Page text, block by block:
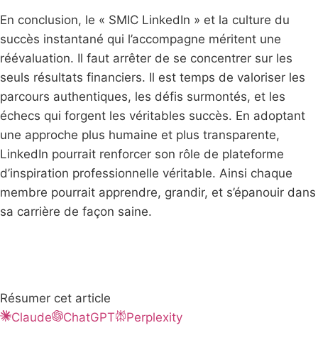
En conclusion, le « SMIC LinkedIn » et la culture du
succès instantané qui l’accompagne méritent une
réévaluation. Il faut arrêter de se concentrer sur les
seuls résultats financiers. Il est temps de valoriser les
parcours authentiques, les défis surmontés, et les
échecs qui forgent les véritables succès. En adoptant
une approche plus humaine et plus transparente,
LinkedIn pourrait renforcer son rôle de plateforme
d’inspiration professionnelle véritable. Ainsi chaque
membre pourrait apprendre, grandir, et s’épanouir dans
sa carrière de façon saine.
Résumer cet article
Claude
ChatGPT Perplexity